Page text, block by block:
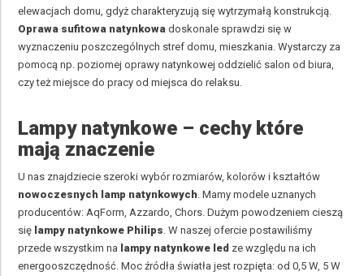
elewacjach domu, gdyż charakteryzują się wytrzymałą konstrukcją.
Oprawa sufitowa natynkowa doskonale sprawdzi się w
wyznaczeniu poszczególnych stref domu, mieszkania. Wystarczy za
pomocą np. poziomej oprawy natynkowej oddzielić salon od biura,
czy też miejsce do pracy od miejsca do relaksu.
Lampy natynkowe – cechy które
mają znaczenie
U nas znajdziecie szeroki wybór rozmiarów, kolorów i kształtów
nowoczesnych lamp natynkowych . Mamy modele uznanych
producentów: AqForm Azzardo ,Chors . Dużym powodzeniem cieszą
się lampy natynkowe Philips . W naszej ofercie postawiliśmy
przede wszystkim na lampy natynkowe led ze względu na ich
energooszczędność. Moc źródła światła jest rozpięta: od 0,5 W, 5 W